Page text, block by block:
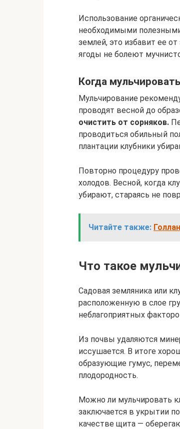
Использование
необходимыми
землей, это избавит ее
ягоды не болеют
Когда
Мульчирование
проводят весной до
очистить от сорняков.
проводиться обильный
плантации клубники
Повторно процедуру
холодов. Весной, когда
убирают, стараясь не
Читайте также:
Что такое
Садовая земляника или
расположенную в слое
неблагоприятных
Из почвы удаляются
иссушается. В итоге
образующие гумус,
плодородность.
Можно ли мульчировать
заключается в укрытии
качестве щита —